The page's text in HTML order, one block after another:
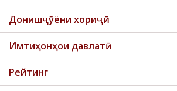
Донишҷӯёни хориҷӣ
Имтиҳонҳои давлатӣ
Рейтинг